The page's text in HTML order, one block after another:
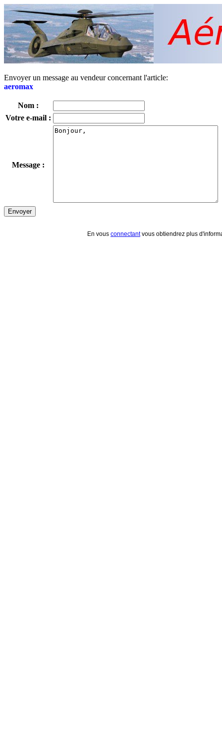
Envoyer un message au vendeur concernant l'article:
aeromax
Nom :
Votre e-mail :
Message :
En vous connectantvous obtiendrez plus